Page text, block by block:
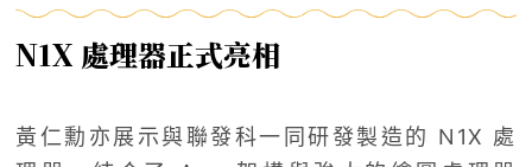
N1X 處理器正式亮相
黃仁勳亦展示與聯發科一同研發製造的 N1X 處